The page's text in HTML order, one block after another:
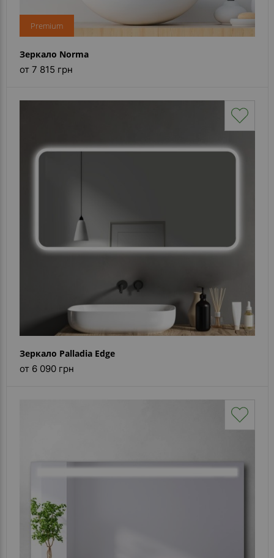
Premium
Зеркало Norma
от 7 815 грн
Зеркало Palladia Edge
от 6 090 грн